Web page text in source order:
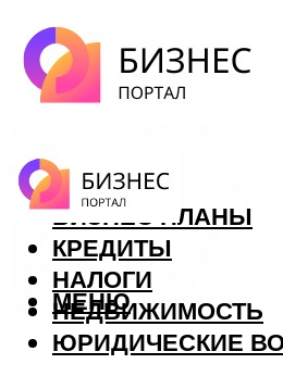
ФОРЕКС
БИЗНЕС ПЛАНЫ
КРЕДИТЫ
НАЛОГИ
НЕДВИЖИМОСТЬ
ЮРИДИЧЕСКИЕ
МЕНЮ